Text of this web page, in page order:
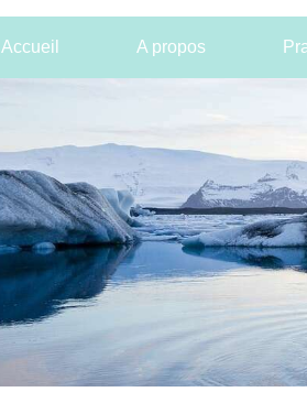
Accueil A propos